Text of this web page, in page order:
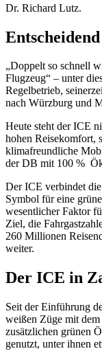
Dr. Richard Lutz.
„Doppelt so schnell
Flugzeug“ – unter
Regelbetrieb,
nach Würzburg und
Heute steht der ICE
hohen Reisekomfort,
klimafreundliche
der DB mit 100 %
Der ICE verbindet
Symbol für eine
wesentlicher Faktor
Ziel, die
260 Millionen
weiter.
Der ICE in
Seit der Einführung
weißen Züge mit
zusätzlichen grünen
genutzt, unter ihnen